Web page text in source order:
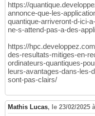
https://
annonce-que-les-
quantique-arriveront-d-ici-
ne-s-attend-pas-a-des-
https://
des-resultats-mitiges-en-
ordinateurs-quantiques-
leurs-avantages-dans-les-
sont-pas-clairs/
Mathis Lucas, le 23/02/2025